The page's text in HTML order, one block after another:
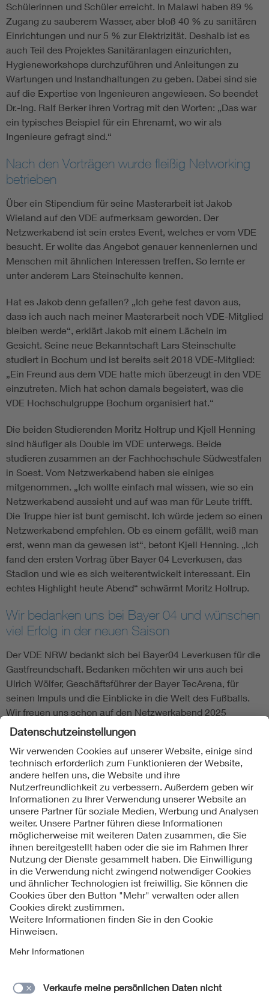
Schülerinnen und Schüler erreicht. In Malawi haben 89 %
Zugang zu sauberem Wasser, aber bloß 40 % zu sanitären
Einrichtungen und nur 5 % zur Elektrizität. Deshalb ist es
auch Teil des Projektes Sanitäranlagen einzurichten,
Hygieneworkshops durchzuführen und Anleitungen zu
Wartungen und Instandhaltungen zu geben. Dabei sind sie
auf die Expertise von Ingenieuren angewiesen. So beendet
Dr.-Ing. Ralf Berker ihren Vortrag mit den Worten: „Das war
ein typisches Beispiel für ein Ehrenamt, wo wir als
Ingenieure gefragt sind.“
Nach den Vorträgen wurde fleißig Networking
betrieben
Über ein Stipendium für seine Masterarbeit ist Jakob
Wieland auf den VDE aufmerksam geworden. Der
Netzwerkabend ist sein erstes Event, welches er vom VDE
besucht. Er wollte das Angebot genauer kennenlernen und
Menschen mit ähnlichen Interessen treffen. So lernte er
unter anderem Lars Steinschulte kennen.
Hat es Jakob denn gefallen? „Ich gehe fest davon aus,
dass ich auch nach meiner Masterarbeit noch VDE-Mitglied
bleiben werde“, erklärt Jakob mit einem Lächeln im
Gesicht. Seine neue Bekanntschaft Lars Steinschulte
studiert in Bochum und ist bereits seit 2018 VDE-Mitglied:
„Ein Freund aus dem VDE hatte mich überzeugt in den VDE
einzutreten. Mich hat schon damals begeistert, was die
VDE Hochschulgruppe Bochum organisiert hat.“
Die beiden Studierenden Moritz Holtrup und Kjell Henning
sind häufiger als Double im VDE unterwegs. Beide
studieren zusammen an der Fachhochschule Südwestfalen
in Soest. Vom Netzwerkabend haben sie einiges
mitgenommen. „Ich wollte einfach mal wissen, wie so ein
Netzwerkabend aussieht und auf was man für Leute trifft.
Die Truppe hier ist bunt gemischt. Ich würde jedem so einen
Netzwerkabend empfehlen. Ob es einem gefällt, weiß man
erst, wenn man da gewesen ist“, betont Kjell Henning. „Ich
fand den ersten Vortrag über Bayer 04 Leverkusen, das
Stadion und wie es sich weiterentwickelt interessant. Ein
echtes Highlight heute Abend“ schwärmt Moritz Holtrup.
Wir bedanken uns bei Bayer 04 und wünschen
viel Erfolg in der neuen Saison
Der VDE NRW bedankt sich bei Bayer04 Leverkusen für die
Gastfreundschaft. Bedanken möchten wir uns auch bei
Ulrich Wölfer, Geschäftsführer der Bayer TecArena, für
seinen Impuls und die Einblicke in die Welt des Fußballs.
Wir freuen uns schon auf den Netzwerkabend 2025
Alexandra Bünck
Folgen Sie uns
Kontakte
Service
Impressum
Datenschutzinformationen
Barrierefreiheit